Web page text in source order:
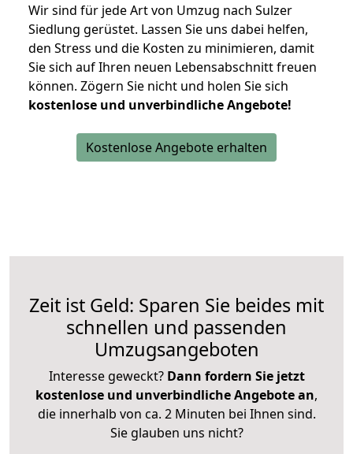
Wir sind für jede Art von Umzug nach Sulzer
Siedlung gerüstet. Lassen Sie uns dabei helfen,
den Stress und die Kosten zu minimieren, damit
Sie sich auf Ihren neuen Lebensabschnitt freuen
können. Zögern Sie nicht und holen Sie sich
kostenlose und unverbindliche Angebote!
Kostenlose Angebote erhalten
Zeit ist Geld: Sparen Sie beides mit
schnellen und passenden
Umzugsangeboten
Interesse geweckt? Dann fordern Sie jetzt
kostenlose und unverbindliche Angebote an,
die innerhalb von ca. 2 Minuten bei Ihnen sind.
Sie glauben uns nicht?